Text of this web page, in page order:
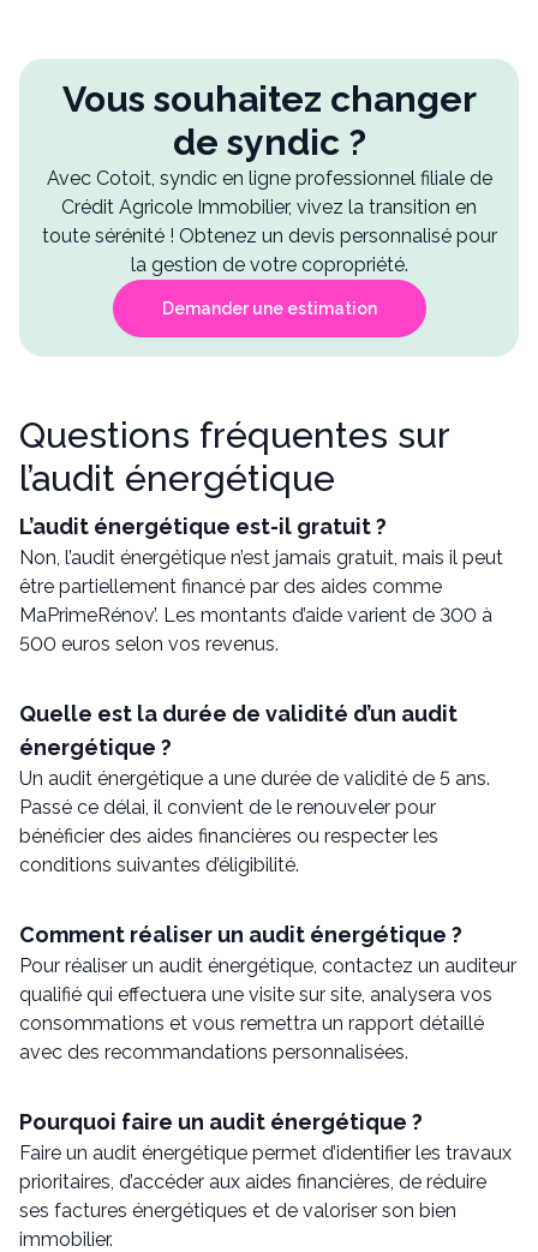
Vous souhaitez changer
de syndic ?
Avec Cotoit, syndic en ligne professionnel filiale de
Crédit Agricole Immobilier, vivez la transition en
toute sérénité ! Obtenez un devis personnalisé pour
la gestion de votre copropriété.
Demander une estimation
Questions fréquentes sur
l’audit énergétique
L’audit énergétique est-il gratuit ?
Non, l’audit énergétique n’est jamais gratuit, mais il peut
être partiellement financé par des aides comme
MaPrimeRénov’. Les montants d’aide varient de 300 à
500 euros selon vos revenus.
Quelle est la durée de validité d’un audit
énergétique ?
Un audit énergétique a une durée de validité de 5 ans.
Passé ce délai, il convient de le renouveler pour
bénéficier des aides financières ou respecter les
conditions suivantes d’éligibilité.
Comment réaliser un audit énergétique ?
Pour réaliser un audit énergétique, contactez un auditeur
qualifié qui effectuera une visite sur site, analysera vos
consommations et vous remettra un rapport détaillé
avec des recommandations personnalisées.
Pourquoi faire un audit énergétique ?
Faire un audit énergétique permet d’identifier les travaux
prioritaires, d’accéder aux aides financières, de réduire
ses factures énergétiques et de valoriser son bien
immobilier.